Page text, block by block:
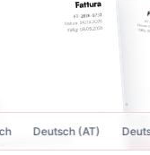
Deutsch (AT) Deutsch